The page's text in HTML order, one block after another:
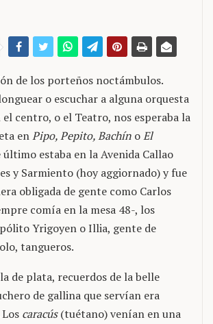
de los porteños noctámbulos.
o escuchar a alguna orquesta
centro, o el Teatro, nos esperaba la
enPipo, Pepito, Bachín oEl
último estaba en la Avenida Callao
y Sarmiento (hoy aggiornado) y fue
obligada de gente como Carlos
comía en la mesa 48-, los
Yrigoyen o Illia, gente de
tangueros.
de plata, recuerdos de la belle
de gallina que servían era
caracús(tuétano) venían en una